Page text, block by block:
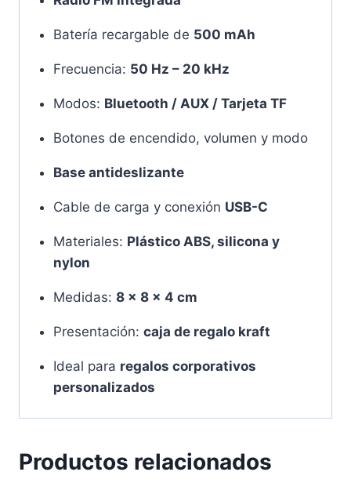
Batería recargable de 500 mAh
Frecuencia: 50 Hz – 20 kHz
Modos: Bluetooth / AUX / Tarjeta TF
Botones de encendido, volumen y modo
Base antideslizante
Cable de carga y conexión USB-C
Materiales: Plástico ABS, silicona y
nylon
Medidas: 8 x 8 x 4 cm
Presentación: caja de regalo kraft
Ideal para regalos corporativos
personalizados
Productos relacionados